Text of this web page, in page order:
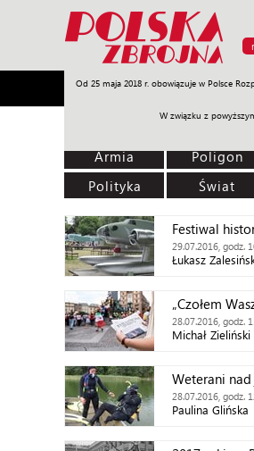
Od 25 maja 2018 r. obowiązuje w Polsce
W związku z
Armia Poligon Sprzęt
Armia Poligon
Polityka
Świat
Festiwal
29.07.2016, godz.
Łukasz
„Czołem
28.07.2016, godz.
Michał Zieliński
Weterani
28.07.2016, godz.
Paulina Glińska